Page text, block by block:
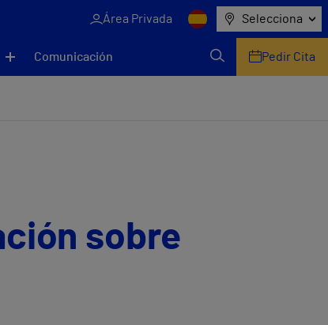
Área Privada Selecciona
Comunicación Pedir Cita
sobre